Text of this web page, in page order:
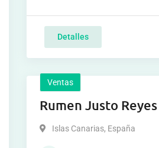
Detalles
Ventas
Rumen Justo
Islas Canarias, España